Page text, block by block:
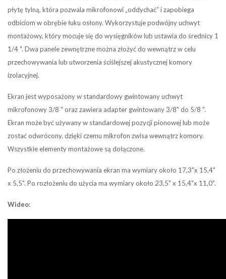
płytę tylną, która pozwala mikrofonowi „oddychać” i zapobiega
odbiciom w obrębie łuku osłony. Wykorzystuje podwójny uchwyt
montażowy, który mocuje się do wysięgników lub ustawia do średnicy 1
1/4 ". Dwa panele zewnętrzne można złożyć do wewnątrz w celu
przechowywania lub utworzenia ściślejszej akustycznej komory
izolacyjnej.
Ekran jest wyposażony w standardowy gwintowany uchwyt
mikrofonowy 3/8 " oraz zawiera adapter gwintowany 3/8" do 5/8 ".
Ekran może być używany w standardowej pozycji pionowej lub może
zostać odwrócony, dzięki czemu mikrofon zwisa wewnątrz komory.
Wszystkie elementy montażowe są dołączone.
Po złożeniu do przechowywania ekran ma wymiary około 17,3"x 15,4"
x 5,5". Po rozłożeniu do użycia ma wymiary około 23,5" x 15,4"x 11,0".
Wideo: